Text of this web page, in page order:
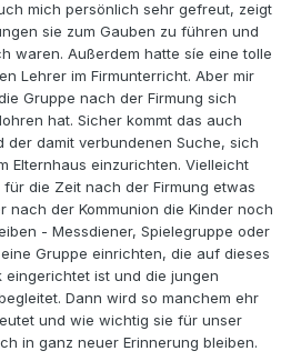
mich persönlich sehr gefreut, zeigt
sie zum Gauben zu führen und
waren. Außerdem hatte síe eine tolle
Lehrer im Firmunterricht. Aber mir
Gruppe nach der Firmung sich
hat. Sicher kommt das auch
der damit verbundenen Suche, sich
Elternhaus einzurichten. Vielleicht
die Zeit nach der Firmung etwas
nach der Kommunion die Kinder noch
- Messdiener, Spielegruppe oder
Gruppe einrichten, die auf dieses
eingerichtet ist und die jungen
Dann wird so manchem ehr
und wie wichtig sie für unser
in ganz neuer Erinnerung bleiben.